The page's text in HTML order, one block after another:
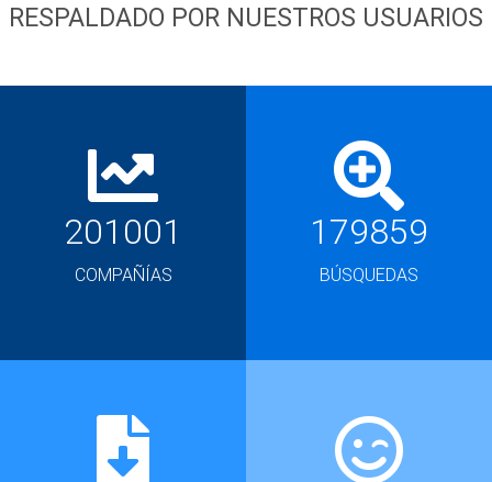
RESPALDADO POR NUESTROS USUARIOS
201001
COMPAÑÍAS
179859
BÚSQUEDAS